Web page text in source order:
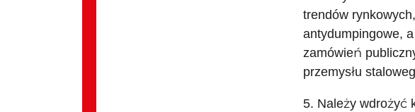
trendów
antydumpingowe,
zamówień
przemysłu
5. Należy wdrożyć